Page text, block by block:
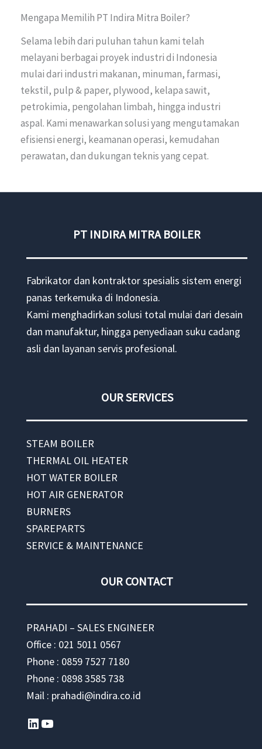
Mengapa Memilih PT Indira Mitra Boiler?
Selama lebih dari puluhan tahun kami telah
melayani berbagai proyek industri di Indonesia
mulai dari industri makanan, minuman, farmasi,
tekstil, pulp & paper, plywood, kelapa sawit,
petrokimia, pengolahan limbah, hingga industri
aspal. Kami menawarkan solusi yang mengutamakan
efisiensi energi, keamanan operasi, kemudahan
perawatan, dan dukungan teknis yang cepat.
PT INDIRA MITRA BOILER
Fabrikator dan kontraktor spesialis sistem energi
panas terkemuka di Indonesia.
Kami menghadirkan solusi total mulai dari desain
dan manufaktur, hingga penyediaan suku cadang
asli dan layanan servis profesional.
OUR SERVICES
STEAM BOILER
THERMAL OIL HEATER
HOT WATER BOILER
HOT AIR GENERATOR
BURNERS
SPAREPARTS
SERVICE & MAINTENANCE
OUR CONTACT
PRAHADI – SALES ENGINEER
Office : 021 5011 0567
Phone : 0859 7527 7180
Phone : 0898 3585 738
Mail : prahadi@indira.co.id
LinkedIn YouTube